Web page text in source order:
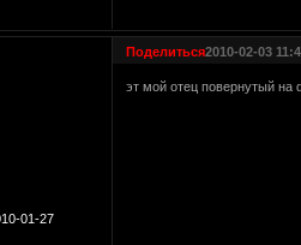
Поделиться2010-02-03
01-27
эт мой отец повернутый на